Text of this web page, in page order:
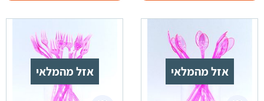
אזל מהמלאי אזל מהמלאי